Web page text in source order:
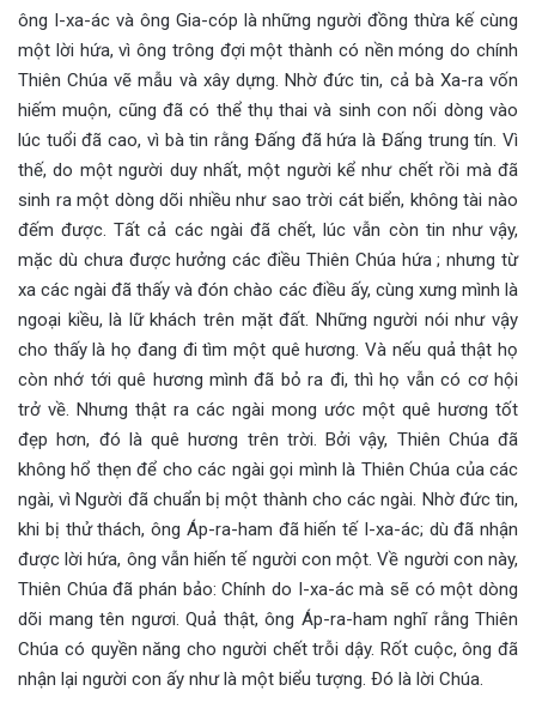
ông I-xa-ác và ông Gia-cóp là những người đồng thừa kế cùng
một lời hứa, vì ông trông đợi một thành có nền móng do chính
Thiên Chúa vẽ mẫu và xây dựng. Nhờ đức tin, cả bà Xa-ra vốn
hiếm muộn, cũng đã có thể thụ thai và sinh con nối dòng vào
lúc tuổi đã cao, vì bà tin rằng Đấng đã hứa là Đấng trung tín. Vì
thế, do một người duy nhất, một người kể như chết rồi mà đã
sinh ra một dòng dõi nhiều như sao trời cát biển, không tài nào
đếm được. Tất cả các ngài đã chết, lúc vẫn còn tin như vậy,
mặc dù chưa được hưởng các điều Thiên Chúa hứa ; nhưng từ
xa các ngài đã thấy và đón chào các điều ấy, cùng xưng mình là
ngoại kiều, là lữ khách trên mặt đất. Những người nói như vậy
cho thấy là họ đang đi tìm một quê hương. Và nếu quả thật họ
còn nhớ tới quê hương mình đã bỏ ra đi, thì họ vẫn có cơ hội
trở về. Nhưng thật ra các ngài mong ước một quê hương tốt
đẹp hơn, đó là quê hương trên trời. Bởi vậy, Thiên Chúa đã
không hổ thẹn để cho các ngài gọi mình là Thiên Chúa của các
ngài, vì Người đã chuẩn bị một thành cho các ngài. Nhờ đức tin,
khi bị thử thách, ông Áp-ra-ham đã hiến tế I-xa-ác; dù đã nhận
được lời hứa, ông vẫn hiến tế người con một. Về người con này,
Thiên Chúa đã phán bảo: Chính do I-xa-ác mà sẽ có một dòng
dõi mang tên ngươi. Quả thật, ông Áp-ra-ham nghĩ rằng Thiên
Chúa có quyền năng cho người chết trỗi dậy. Rốt cuộc, ông đã
nhận lại người con ấy như là một biểu tượng. Ðó là lời Chúa.